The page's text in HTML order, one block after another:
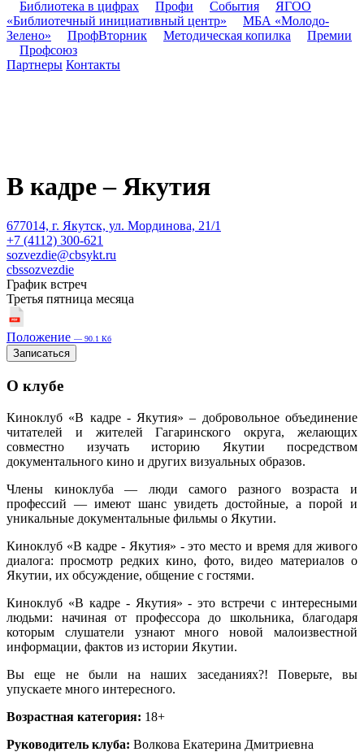
Библиотека в цифрах
Профи События
ЯГОО
«Библиотечный инициативный центр»
МБА «Молодо-
Зелено»
ПрофВторник Методическая копилка
Премии
Профсоюз
Партнеры Контакты
В кадре – Якутия
677014, г. Якутск, ул. Мординова, 21/1
+7 (4112) 300-621
sozvezdie@cbsykt.ru
cbssozvezdie
График встреч
Третья пятница месяца
Положение — 90.1 Кб
Записаться
О клубе
Киноклуб «В кадре - Якутия» – добровольное объединение
читателей и жителей Гагаринского округа, желающих
совместно изучать историю Якутии посредством
документального кино и других визуальных образов.
Члены киноклуба — люди самого разного возраста и
профессий — имеют шанс увидеть достойные, а порой и
уникальные документальные фильмы о Якутии.
Киноклуб «В кадре - Якутия» - это место и время для живого
диалога: просмотр редких кино, фото, видео материалов о
Якутии, их обсуждение, общение с гостями.
Киноклуб «В кадре - Якутия» - это встречи с интересными
людьми: начиная от профессора до школьника, благодаря
которым слушатели узнают много новой малоизвестной
информации, фактов из истории Якутии.
Вы еще не были на наших заседаниях?! Поверьте, вы
упускаете много интересного.
Возрастная категория: 18+
Руководитель клуба: Волкова Екатерина Дмитриевна